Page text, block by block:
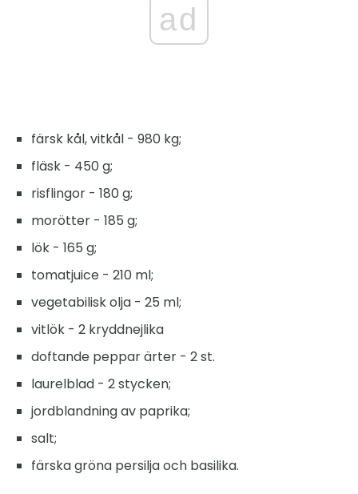
ad
färsk kål, vitkål - 980 kg;
fläsk - 450 g;
risflingor - 180 g;
morötter - 185 g;
lök - 165 g;
tomatjuice - 210 ml;
vegetabilisk olja - 25 ml;
vitlök - 2 kryddnejlika
doftande peppar ärter - 2 st.
laurelblad - 2 stycken;
jordblandning av paprika;
salt;
färska gröna persilja och basilika.